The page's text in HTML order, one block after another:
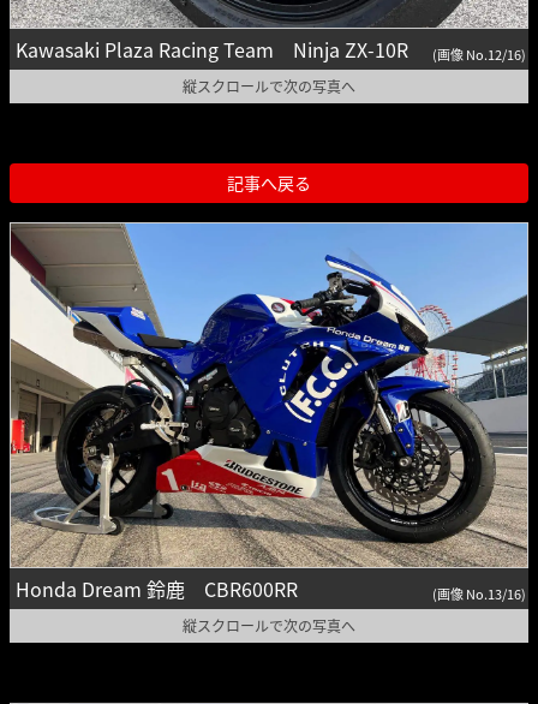
Kawasaki Plaza Racing Team Ninja ZX-10R (画像 No.12/16)
縦スクロールで次の写真へ
記事へ戻る
Honda Dream 鈴鹿 CBR600RR (画像 No.13/16)
縦スクロールで次の写真へ